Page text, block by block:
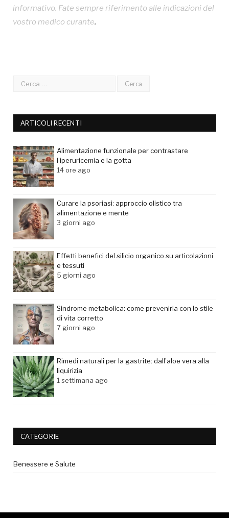
informativo. Fate sempre riferimento alle indicazioni del
vostro medico curante.
ARTICOLI RECENTI
Alimentazione funzionale per contrastare
l’iperuricemia e la gotta
14 ore ago
Curare la psoriasi: approccio olistico tra
alimentazione e mente
3 giorni ago
Effetti benefici del silicio organico su articolazioni
e tessuti
5 giorni ago
Sindrome metabolica: come prevenirla con lo stile
di vita corretto
7 giorni ago
Rimedi naturali per la gastrite: dall’aloe vera alla
liquirizia
1 settimana ago
CATEGORIE
Benessere e Salute